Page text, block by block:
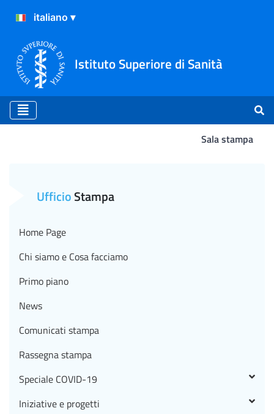
Istituto Superiore di Sanità
Sala stampa
UfficioStampa
Home Page
Chi siamo e Cosa facciamo
Primo piano
News
Comunicati stampa
Rassegna stampa
Speciale COVID-19
Iniziative e progetti